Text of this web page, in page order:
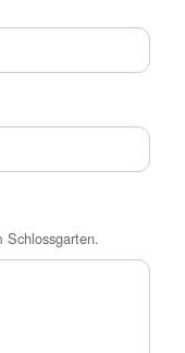
Schlossgarten.